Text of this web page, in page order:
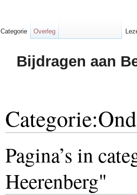
Bijdragen aan
Pagina’s in
Heerenberg"
Categorie Overleg